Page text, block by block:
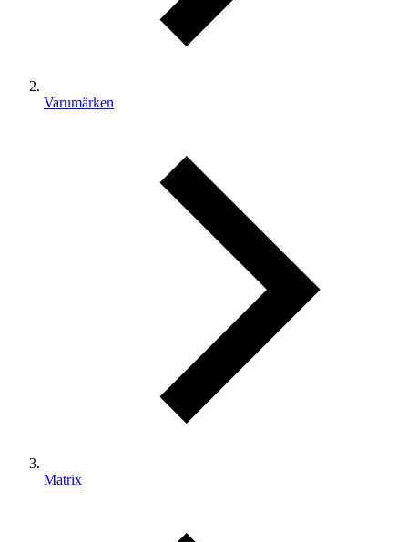
Varumärken
Matrix